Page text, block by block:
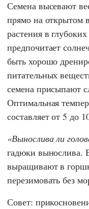
Семена высевают
прямо на открытом
растения в
предпочитает
быть хорошо
питательных
семена присыпают
Оптимальная
составляет от 5 до
Вынослива ли
гадюки вынослива.
выращивают в
перезимовать без
Совет: